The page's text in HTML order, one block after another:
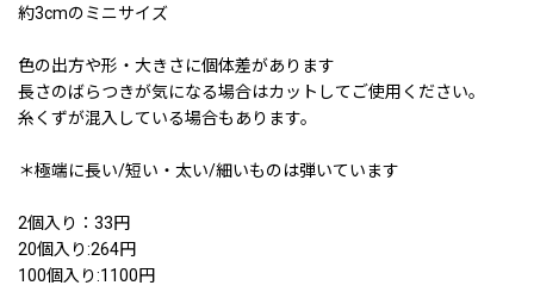
約3cmのミニサイズ
色の出方や形・大きさに個体差があります
長さのばらつきが気になる場合はカットしてご使用ください。
糸くずが混入している場合もあります。
＊極端に長い/短い・太い/細いものは弾いています
2個入り：33円
20個入り:264円
100個入り:1100円